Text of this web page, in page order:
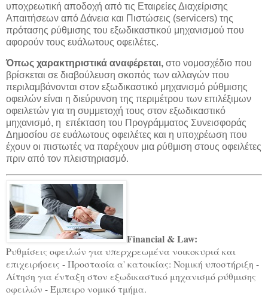
υποχρεωτική αποδοχή από τις Εταιρείες Διαχείρισης
Απαιτήσεων από Δάνεια και Πιστώσεις (servicers) της
πρότασης ρύθμισης του εξωδικαστικού μηχανισμού που
αφορούν τους ευάλωτους οφειλέτες.
Όπως χαρακτηριστικά αναφέρεται, στο νομοσχέδιο που
βρίσκεται σε διαβούλευση σκοπός των αλλαγών που
περιλαμβάνονται στον εξωδικαστικό μηχανισμό ρύθμισης
οφειλών είναι η διεύρυνση της περιμέτρου των επιλέξιμων
οφειλετών για τη συμμετοχή τους στον εξωδικαστικό
μηχανισμό, η επέκταση του Προγράμματος Συνεισφοράς
Δημοσίου σε ευάλωτους οφειλέτες και η υποχρέωση που
έχουν οι πιστωτές να παρέχουν μια ρύθμιση στους οφειλέτες
πριν από τον πλειστηριασμό.
Financial & Law:
Ρυθμίσεις οφειλών για υπερχρεωμένα νοικοκυριά και
επιχειρήσεις - Προστασία α' κατοικίας: Νομική υποστήριξη -
Αίτηση για ένταξη στον εξωδικαστικό μηχανισμό ρύθμισης
οφειλών - Έμπειρο νομικό τμήμα.